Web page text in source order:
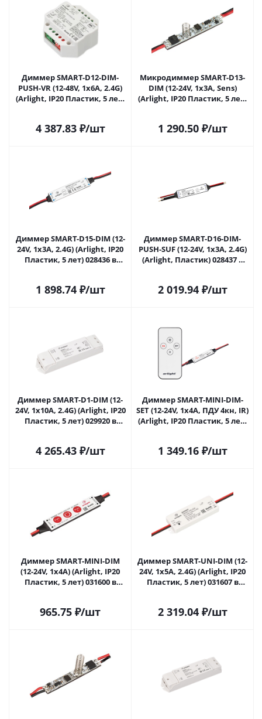
Диммер SMART-D12-DIM-
PUSH-VR (12-48V, 1x6A, 2.4G)
(Arlight, IP20 Пластик, 5 лет)
4 387.83₽/шт
Микродиммер SMART-D13-
DIM (12-24V, 1x3A, Sens)
(Arlight, IP20 Пластик, 5 лет)
1 290.50₽/шт
Диммер SMART-D15-DIM (12-
24V, 1x3A, 2.4G) (Arlight, IP20
Пластик, 5 лет) 028436 в
1 898.74₽/шт
Диммер SMART-D16-DIM-
PUSH-SUF (12-24V, 1x3A, 2.4G)
(Arlight, Пластик) 028437 в
2 019.94₽/шт
Диммер SMART-D1-DIM (12-
24V, 1x10A, 2.4G) (Arlight, IP20
Пластик, 5 лет) 029920 в
4 265.43₽/шт
Диммер SMART-MINI-DIM-
SET (12-24V, 1x4A, ПДУ 4кн, IR)
(Arlight, IP20 Пластик, 5 лет)
1 349.16₽/шт
Диммер SMART-MINI-DIM
(12-24V, 1x4A) (Arlight, IP20
Пластик, 5 лет) 031600 в
965.75 ₽/шт
Диммер SMART-UNI-DIM (12-
24V, 1x5A, 2.4G) (Arlight, IP20
Пластик, 5 лет) 031607 в
2 319.04₽/шт